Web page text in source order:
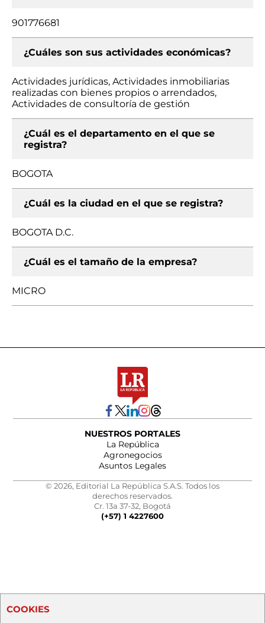
901776681
¿Cuáles son sus actividades económicas?
Actividades jurídicas, Actividades inmobiliarias
realizadas con bienes propios o arrendados,
Actividades de consultoría de gestión
¿Cuál es el departamento en el que se
registra?
BOGOTA
¿Cuál es la ciudad en el que se registra?
BOGOTA D.C.
¿Cuál es el tamaño de la empresa?
MICRO
NUESTROS PORTALES
La República
Agronegocios
Asuntos Legales
© 2026, Editorial La República S.A.S. Todos los
derechos reservados.
Cr. 13a 37-32, Bogotá
(+57) 1 4227600
COOKIES